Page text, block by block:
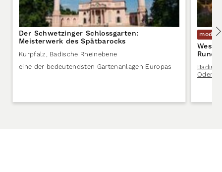
Der Schwetzinger Schlossgarten:
Meisterwerk des Spätbarocks
Kurpfalz , Badische Rheinebene
eine der bedeutendsten Gartenanlagen Europas
West-